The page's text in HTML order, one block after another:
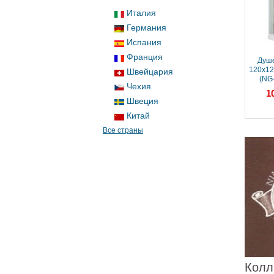
Италия
Германия
Испания
Франция
Швейцария
Чехия
Швеция
Китай
Все страны
акрил,